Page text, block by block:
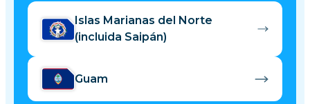
Islas Marianas del Norte
(incluida Saipán)
Guam